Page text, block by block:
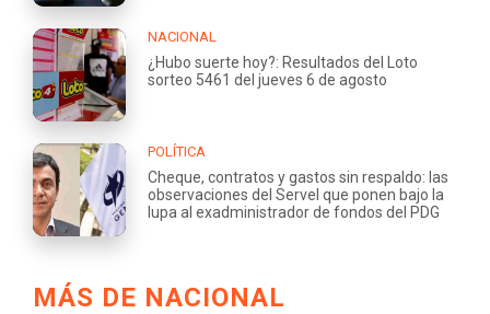
NACIONAL
¿Hubo suerte hoy?: Resultados del Loto
sorteo 5461 del jueves 6 de agosto
POLÍTICA
Cheque, contratos y gastos sin respaldo: las
observaciones del Servel que ponen bajo la
lupa al exadministrador de fondos del PDG
MÁS DE NACIONAL